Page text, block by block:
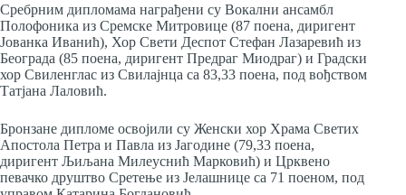
Сребрним дипломама награђени су Вокални ансамбл
Полофоника из Сремске Митровице (87 поена, диригент
Јованка Иванић), Хор Свети Деспот Стефан Лазаревић из
Београда (85 поена, диригент Предраг Миодраг) и Градски
хор Свиленглас из Свилајнца са 83,33 поена, под вођством
Татјана Лаловић.
Бронзане дипломе освојили су Женски хор Храма Светих
Апостола Петра и Павла из Јагодине (79,33 поена,
диригент Љиљана Милеуснић Марковић) и Црквено
певачко друштво Сретење из Јелашнице са 71 поеном, под